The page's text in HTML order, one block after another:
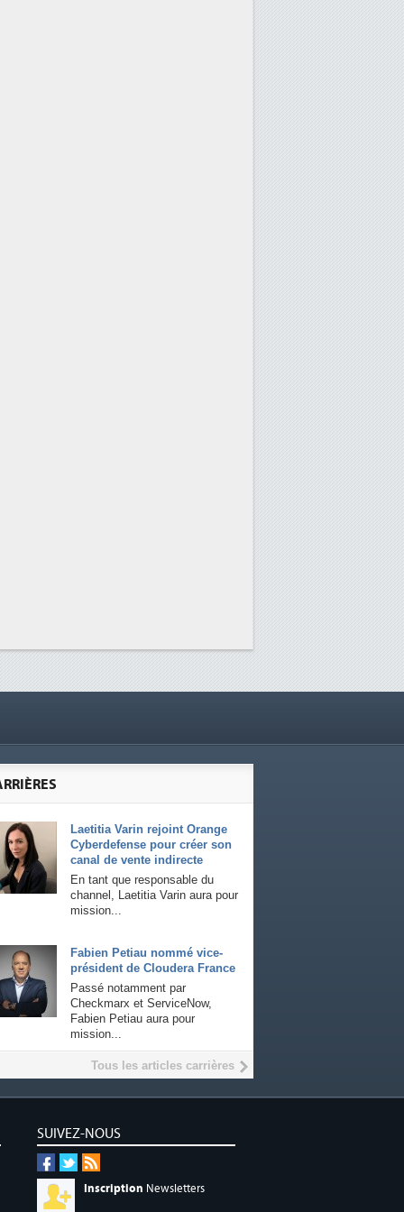
Laetitia Varin rejoint Orange
Cyberdefense pour créer son
canal de vente indirecte
En tant que responsable du
channel, Laetitia Varin aura pour
mission...
Fabien Petiau nommé vice-
président de Cloudera France
Passé notamment par
Checkmarx et ServiceNow,
Fabien Petiau aura pour
mission...
Tous les articles carrières
SUIVEZ-NOUS
Inscription Newsletters